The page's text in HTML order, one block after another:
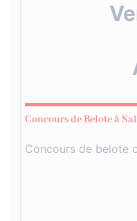
Concours de Belote à
Concours de belote